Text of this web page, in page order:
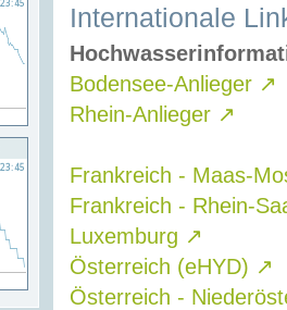
Internationale
Bodensee-Anlieger ↗
Rhein-Anlieger ↗
Frankreich - Maas-
Frankreich - Rhein-
Luxemburg ↗
Österreich (eHYD) ↗
Österreich -